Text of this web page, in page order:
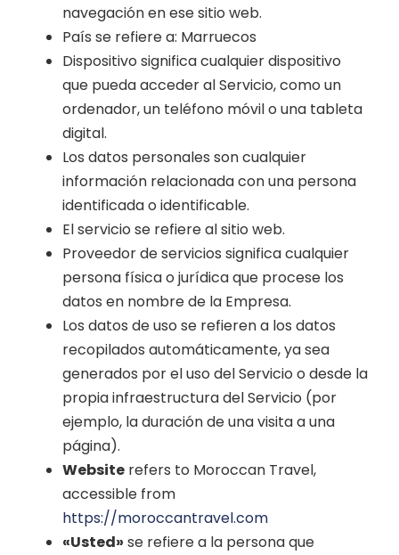
navegación en ese sitio web.
País se refiere a: Marruecos
Dispositivo significa cualquier dispositivo
que pueda acceder al Servicio, como un
ordenador, un teléfono móvil o una tableta
digital.
Los datos personales son cualquier
información relacionada con una persona
identificada o identificable.
El servicio se refiere al sitio web.
Proveedor de servicios significa cualquier
persona física o jurídica que procese los
datos en nombre de la Empresa.
Los datos de uso se refieren a los datos
recopilados automáticamente, ya sea
generados por el uso del Servicio o desde la
propia infraestructura del Servicio (por
ejemplo, la duración de una visita a una
página).
Website refers to Moroccan Travel,
accessible from
https://moroccantravel.com
«Usted» se refiere a la persona que